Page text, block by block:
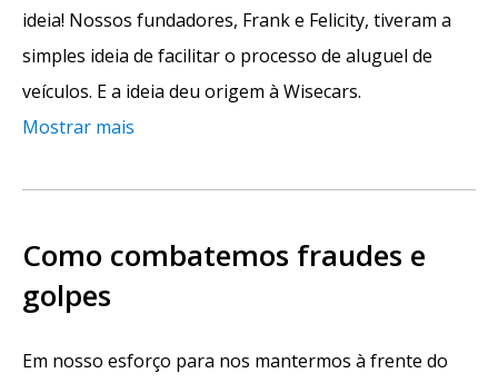
ideia! Nossos fundadores, Frank e Felicity, tiveram a
simples ideia de facilitar o processo de aluguel de
veículos. E a ideia deu origem à Wisecars.
Mostrar mais
Como combatemos fraudes e
golpes
Em nosso esforço para nos mantermos à frente do